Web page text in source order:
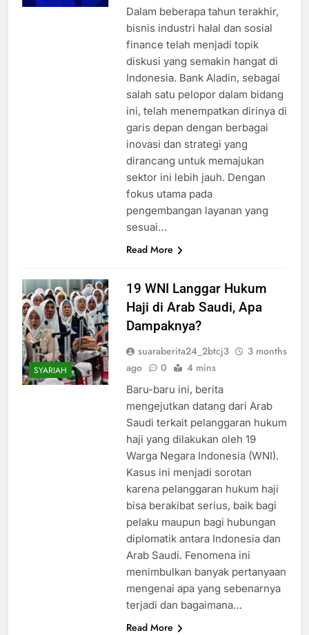
Dalam beberapa tahun terakhir,
bisnis industri halal dan sosial
finance telah menjadi topik
diskusi yang semakin hangat di
Indonesia. Bank Aladin, sebagai
salah satu pelopor dalam bidang
ini, telah menempatkan dirinya di
garis depan dengan berbagai
inovasi dan strategi yang
dirancang untuk memajukan
sektor ini lebih jauh. Dengan
fokus utama pada
pengembangan layanan yang
sesuai…
Read More
SYARIAH
19 WNI Langgar Hukum
Haji di Arab Saudi, Apa
Dampaknya?
suaraberita24_2btcj3
3 months
ago
0 4 mins
Baru-baru ini, berita
mengejutkan datang dari Arab
Saudi terkait pelanggaran hukum
haji yang dilakukan oleh 19
Warga Negara Indonesia (WNI).
Kasus ini menjadi sorotan
karena pelanggaran hukum haji
bisa berakibat serius, baik bagi
pelaku maupun bagi hubungan
diplomatik antara Indonesia dan
Arab Saudi. Fenomena ini
menimbulkan banyak pertanyaan
mengenai apa yang sebenarnya
terjadi dan bagaimana…
Read More